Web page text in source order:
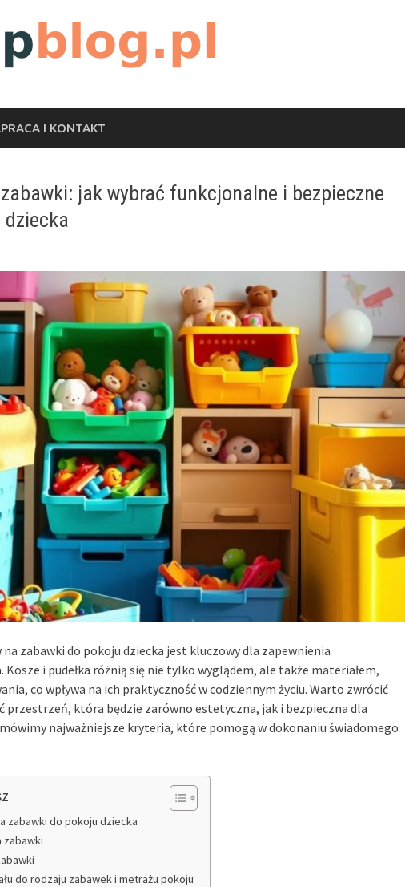
I KONTAKT
jak wybrać funkcjonalne i bezpieczne
dziecka
zabawki do pokoju dziecka jest kluczowy dla zapewnienia
i pudełka różnią się nie tylko wyglądem, ale także materiałem,
co wpływa na ich praktyczność w codziennym życiu. Warto zwrócić
przestrzeń, która będzie zarówno estetyczna, jak i bezpieczna dla
najważniejsze kryteria, które pomogą w dokonaniu świadomego
zabawki do pokoju dziecka
zabawki
do rodzaju zabawek i metrażu pokoju